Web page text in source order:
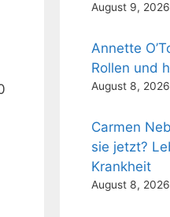
August 9, 2026
Annette
Rollen und
August 8, 2026
Carmen
sie jetzt?
Krankheit
August 8, 2026